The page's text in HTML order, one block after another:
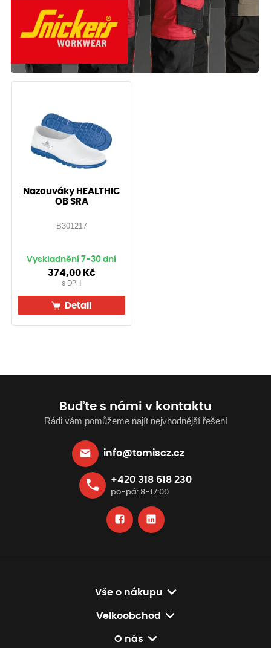
Nazouváky HEALTHIC
OB SRA
B301217
Vyskladnění 7-30 dní
374,00 Kč
s DPH
Detail
Buďte s námi v kontaktu
Rádi vám pomůžeme najít nejvhodnější řešení
info@tomiscz.cz
+420 318 618 230
po-pá: 8-17:00
Vše o nákupu
Velkoobchod
O nás